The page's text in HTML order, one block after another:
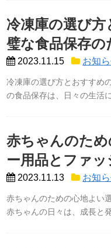
冷凍庫の選び
璧な食品保存の
2023.11.15 お知
冷凍庫の選び方とおすすめ
の食品保存は、日々の生活
赤ちゃんのた
ー用品とファ
2023.11.13 お知
赤ちゃんのための心地よい
赤ちゃんの日々は、成長と